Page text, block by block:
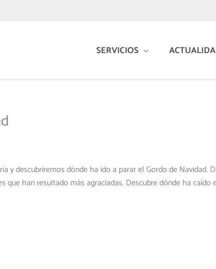
SERVICIOS
y descubriremos dónde ha ido a parar el Gordo de Navidad.
que han resultado más agraciadas. Descubre dónde ha